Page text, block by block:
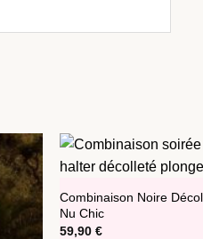
Combinaison Noire
Nu Chic
59,90€